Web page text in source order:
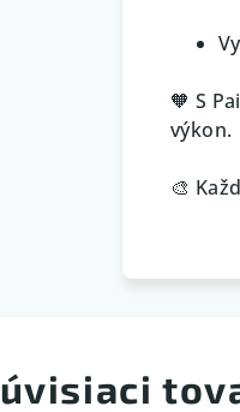
🧡 S
výkon.
🎨